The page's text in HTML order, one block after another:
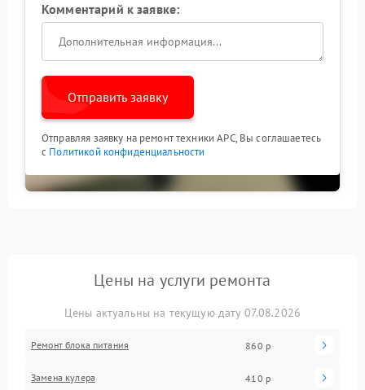
Комментарий к заявке:
Отправить заявку
Отправляя заявку на ремонт техники APC, Вы соглашаетесь
с Политикой конфиденциальности
Цены на услуги ремонта
Цены актуальны на текущую дату 07.08.2026
Ремонт блока питания 860 р
Замена кулера 410 р